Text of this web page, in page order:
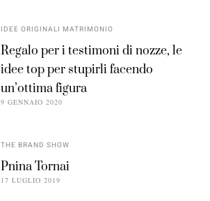
IDEE ORIGINALI MATRIMONIO
Regalo per i testimoni di nozze, le
idee top per stupirli facendo
un’ottima figura
9 GENNAIO 2020
THE BRAND SHOW
Pnina Tornai
17 LUGLIO 2019